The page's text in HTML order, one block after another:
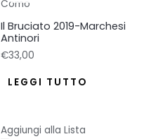
Il Bruciato 2019-Marchesi
Antinori
€33,00
LEGGI TUTTO
Aggiungi alla Lista